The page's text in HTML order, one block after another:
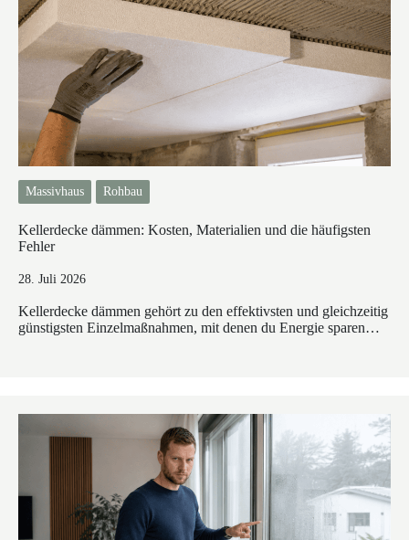
Massivhaus Rohbau
Kellerdecke dämmen: Kosten, Materialien und die häufigsten
Fehler
28. Juli 2026
Kellerdecke dämmen gehört zu den effektivsten und gleichzeitig
günstigsten Einzelmaßnahmen, mit denen du Energie sparen…